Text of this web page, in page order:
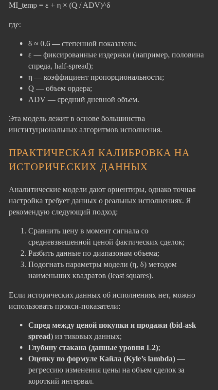
MI_temp = ε + η × (Q / ADV)^δ
где:
δ ≈ 0.6 — степенной показатель;
ε — фиксированные издержки (например, половина
спреда, half-spread);
η — коэффициент пропорциональности;
Q — объем ордера;
ADV — средний дневной объем.
Эта модель лежит в основе большинства
институциональных алгоритмов исполнения.
ПРАКТИЧЕСКАЯ КАЛИБРОВКА НА
ИСТОРИЧЕСКИХ ДАННЫХ
Аналитические модели дают ориентиры, однако точная
настройка требует данных о реальных исполнениях. Я
рекомендую следующий подход:
Сравнить цену в момент сигнала со
средневзвешенной ценой фактических сделок;
Разбить данные по диапазонам объема;
Подогнать параметры модели (η, δ) методом
наименьших квадратов (least squares).
Если исторических данных об исполнениях нет, можно
использовать прокси-показатели:
Спред между ценой покупки и продажи (bid-ask
spread) из тиковых данных;
Глубину стакана (данные уровня L2);
Оценку по формуле Кайла (Kyle’s lambda) —
регрессию изменения цены на объем сделок за
короткий интервал.